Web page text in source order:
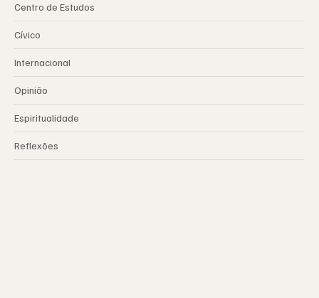
Centro de Estudos
Cívico
Internacional
Opinião
Espiritualidade
Reflexões